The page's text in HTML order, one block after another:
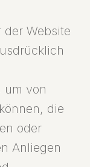
Website
um von
die
oder
Anliegen